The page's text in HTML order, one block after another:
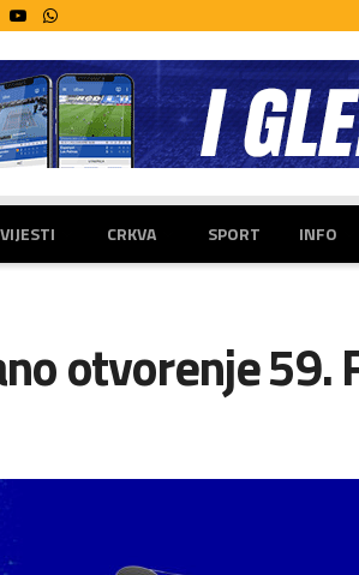
VIJESTI CRKVA SPORT INFO
otvorenje 59.